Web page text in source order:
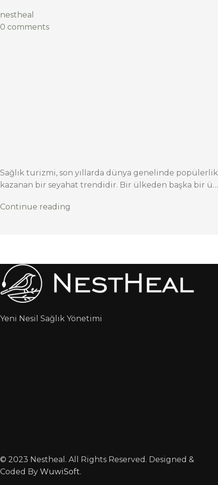
nestheal
0 comments
Sağlık turizmi, son yıllarda dünya genelinde popülerlik
kazanan bir seyahat trendidir. Bir ülkeden başka bir ü…
Continue reading
Yeni Nesil Sağlık Yönetimi
© 2023 Nestheal. All Rights Reserved. Designed &
Coded By WuwiSoft.